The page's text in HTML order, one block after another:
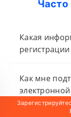
Какая
Как мне